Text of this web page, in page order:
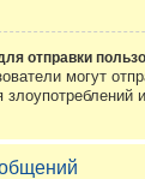
отправки
могут